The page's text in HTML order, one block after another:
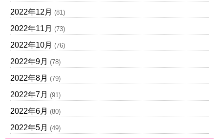
2022年12月 (81)
2022年11月 (73)
2022年10月 (76)
2022年9月 (78)
2022年8月 (79)
2022年7月 (91)
2022年6月 (80)
2022年5月 (49)